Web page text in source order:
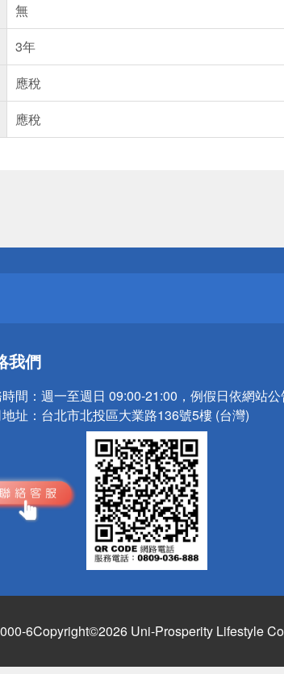
無
3年
應稅
應稅
我們
間： 週一至週日 09:00-21:00，例假日依網站
址： 台北市北投區大業路136號5樓 (台灣)
6Copyright©2026 Uni-Prosperity Lifestyle